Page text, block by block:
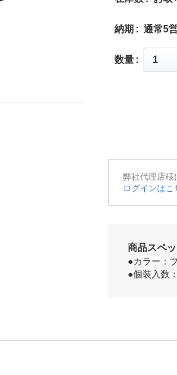
納期 通常5
数量
弊社代理店様
ログインはこ
商品スペ
●カラー：
●個装入数